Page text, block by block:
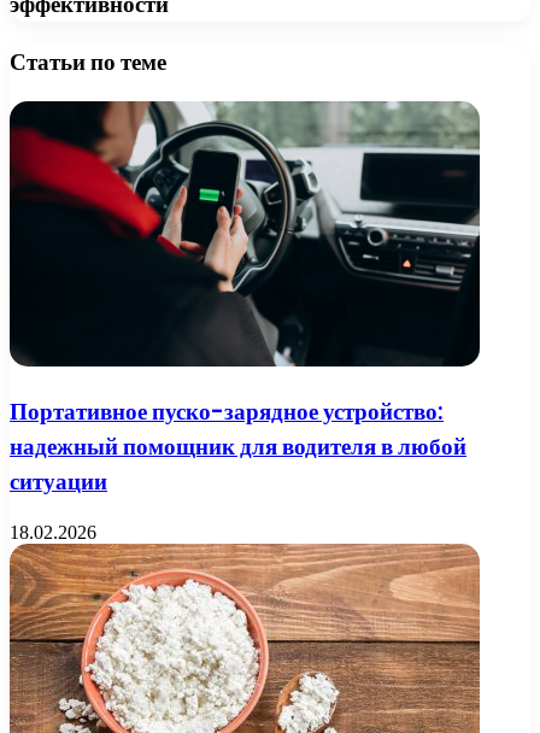
Статьи по теме
Портативное пуско-зарядное устройство:
надежный помощник для водителя в любой
ситуации
18.02.2026